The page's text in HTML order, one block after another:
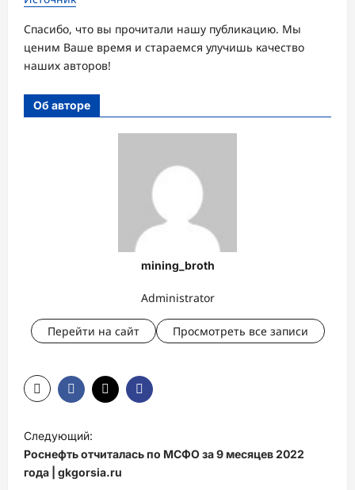
Спасибо, что вы прочитали нашу публикацию. Мы
ценим Ваше время и стараемся улучишь качество
наших авторов!
Об авторе
mining_broth
Administrator
Перейти на сайт Просмотреть все записи
а
в
Следующий:
Роснефть отчиталась по МСФО за 9 месяцев 2022
года | gkgorsia.ru